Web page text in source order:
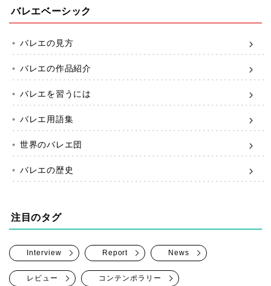
バレエベーシック
バレエの見方
バレエの作品紹介
バレエを習うには
バレエ用語集
世界のバレエ団
バレエの歴史
注目のタグ
Interview Report News
レビュー コンテンポラリー